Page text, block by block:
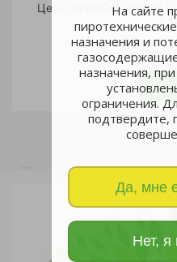
На сайте
назначения и
назначения,
ограничения.
подтвердите,
Да, мне
Нет,
Цепь HYUNDAI Oregon
1
В